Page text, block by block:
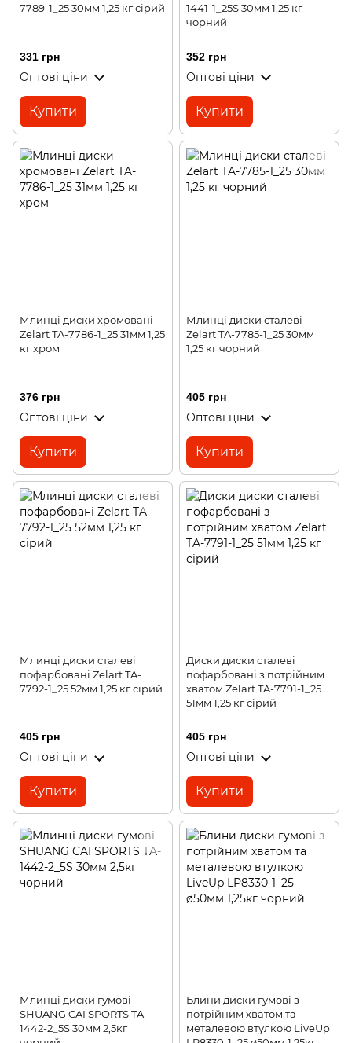
7789-1_25 30мм 1,25 кг сірий
331 грн
Оптові ціни
Купити
1441-1_25S 30мм 1,25 кг
чорний
352 грн
Оптові ціни
Купити
Млинці диски хромовані
Zelart TA-7786-1_25 31мм 1,25
кг хром
376 грн
Оптові ціни
Купити
Млинці диски сталеві
Zelart TA-7785-1_25 30мм
1,25 кг чорний
405 грн
Оптові ціни
Купити
Млинці диски сталеві
пофарбовані Zelart TA-
7792-1_25 52мм 1,25 кг сірий
405 грн
Оптові ціни
Купити
Диски диски сталеві
пофарбовані з потрійним
хватом Zelart TA-7791-1_25
51мм 1,25 кг сірий
405 грн
Оптові ціни
Купити
Млинці диски гумові
SHUANG CAI SPORTS TA-
1442-2_5S 30мм 2,5кг
Блини диски гумові з
потрійним хватом та
металевою втулкою LiveUp